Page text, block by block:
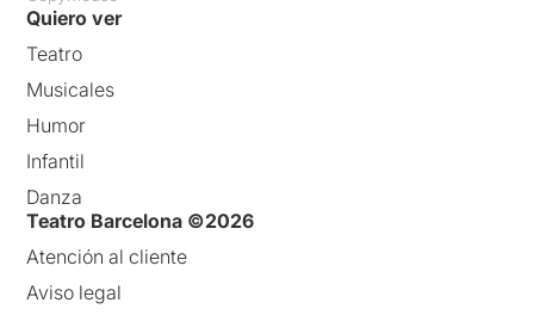
Quiero ver
Teatro
Musicales
Humor
Infantil
Danza
Teatro Barcelona ©2026
Atención al cliente
Aviso legal